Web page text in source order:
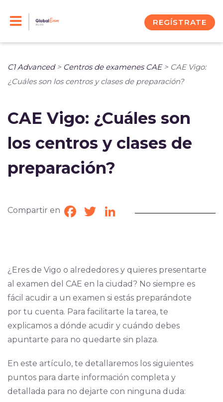
REGÍSTRATE
C1 Advanced> Centros de examenes CAE> CAE Vigo:
¿Cuáles son los centros y clases de preparación?
CAE Vigo: ¿Cuáles son
los centros y clases de
preparación?
Compartir en Facebook
TwitterLinkedIn
¿Eres de Vigo o alrededores y quieres presentarte
al examen del CAE en la ciudad? No siempre es
fácil acudir a un examen si estás preparándote
por tu cuenta. Para facilitarte la tarea, te
explicamos a dónde acudir y cuándo debes
apuntarte para no quedarte sin plaza.
En este artículo, te detallaremos los siguientes
puntos para darte información completa y
detallada para no dejarte con ninguna duda: